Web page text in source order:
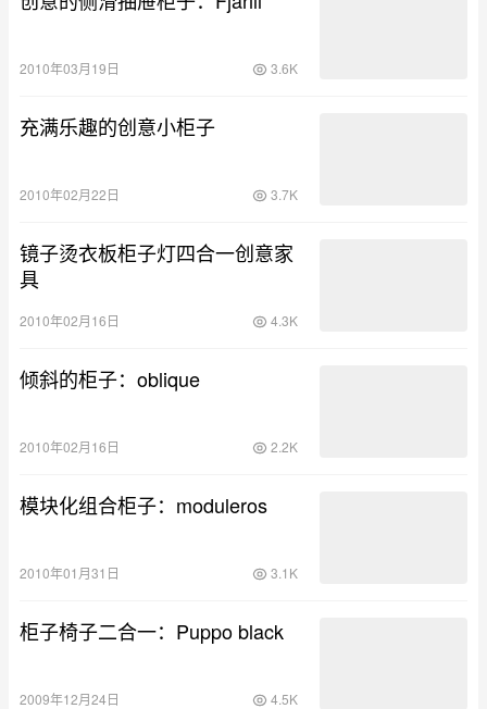
2010年03月19日 3.6K
充满乐趣的创意小柜子
2010年02月22日 3.7K
镜子烫衣板柜子灯四合一创意家
具
2010年02月16日 4.3K
倾斜的柜子：oblique
2010年02月16日 2.2K
模块化组合柜子：moduleros
2010年01月31日 3.1K
柜子椅子二合一：Puppo black
2009年12月24日 4.5K